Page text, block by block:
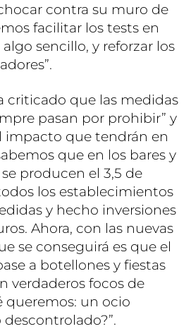
contra su muro de
facilitar los tests en
sencillo, y reforzar los
criticado que las medidas
pasan por prohibir” y
impacto que tendrán en
que en los bares y
producen el 3,5 de
los establecimientos
y hecho inversiones
Ahora, con las nuevas
se conseguirá es que el
a botellones y fiestas
verdaderos focos de
queremos: un ocio